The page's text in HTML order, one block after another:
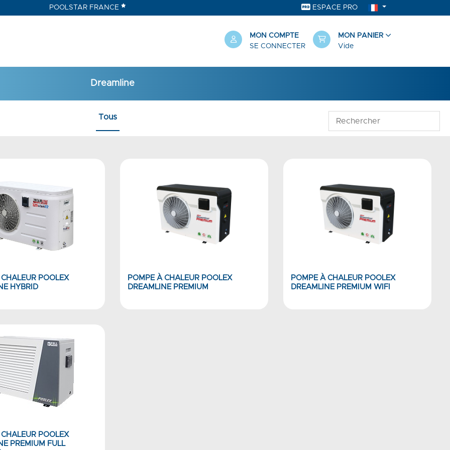
POOLSTAR FRANCE ESPACE PRO
MON COMPTE
SE CONNECTER
MON PANIER
Vide
Dreamline
Tous
POOLEX
HYBRID
POMPE À CHALEUR POOLEX
DREAMLINE PREMIUM
POMPE À CHALEUR POOLEX
DREAMLINE PREMIUM WIFI
POOLEX
PREMIUM FULL